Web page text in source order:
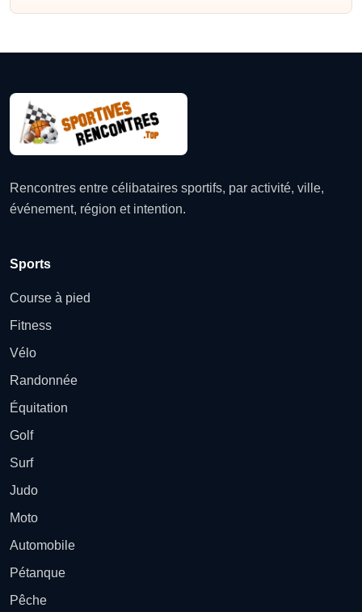
Rencontres entre célibataires sportifs, par activité, ville,
événement, région et intention.
Sports
Course à pied
Fitness
Vélo
Randonnée
Équitation
Golf
Surf
Judo
Moto
Automobile
Pétanque
Pêche